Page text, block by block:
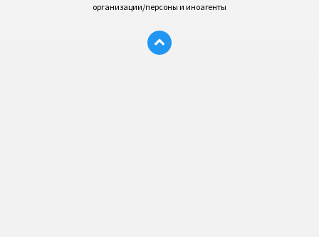
организации/персоны и иноагенты